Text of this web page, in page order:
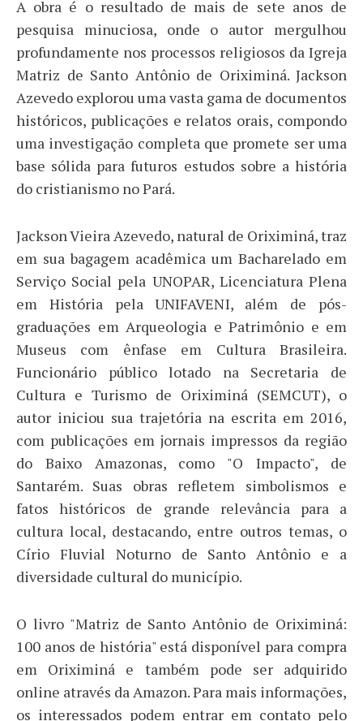
A obra é o resultado de mais de sete anos de
pesquisa minuciosa, onde o autor mergulhou
profundamente nos processos religiosos da Igreja
Matriz de Santo Antônio de Oriximiná. Jackson
Azevedo explorou uma vasta gama de documentos
históricos, publicações e relatos orais, compondo
uma investigação completa que promete ser uma
base sólida para futuros estudos sobre a história
do cristianismo no Pará.
Jackson Vieira Azevedo, natural de Oriximiná, traz
em sua bagagem acadêmica um Bacharelado em
Serviço Social pela UNOPAR, Licenciatura Plena
em História pela UNIFAVENI, além de pós-
graduações em Arqueologia e Patrimônio e em
Museus com ênfase em Cultura Brasileira.
Funcionário público lotado na Secretaria de
Cultura e Turismo de Oriximiná (SEMCUT), o
autor iniciou sua trajetória na escrita em 2016,
com publicações em jornais impressos da região
do Baixo Amazonas, como "O Impacto", de
Santarém. Suas obras refletem simbolismos e
fatos históricos de grande relevância para a
cultura local, destacando, entre outros temas, o
Círio Fluvial Noturno de Santo Antônio e a
diversidade cultural do município.
O livro "Matriz de Santo Antônio de Oriximiná:
100 anos de história" está disponível para compra
em Oriximiná e também pode ser adquirido
online através da Amazon. Para mais informações,
os interessados podem entrar em contato pelo